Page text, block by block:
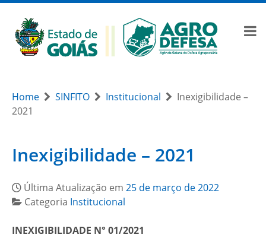
Home SINFITO Institucional
Inexigibilidade –
2021
Inexigibilidade – 2021
Última Atualização em 25 de março de 2022
Categoria Institucional
INEXIGIBILIDADE N° 01/2021